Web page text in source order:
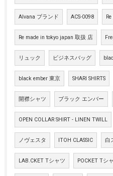
Alvana ブランド ACS-0098
Re made in tokyo japan 取扱 店
リュック ビジネスバッグ
black ember 東京 SHARI SHIRTS
開襟シャツ ブラック エンバー
OPEN COLLAR SHIRT - LINEN TWILL
ノヴェスタ ITOH CLASSIC 白
LAB.CKET Tシャツ POCKET Tシ